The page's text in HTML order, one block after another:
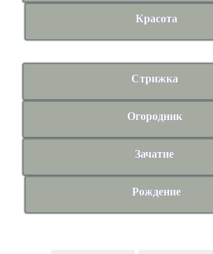
Красота
Стрижка
Огородник
Зачатие
Рождение